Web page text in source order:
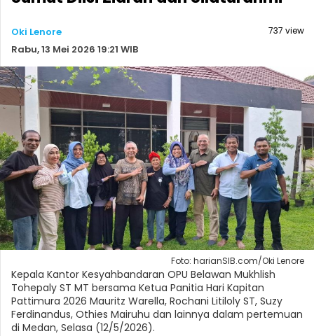
Oki Lenore
Rabu, 13 Mei 2026 19:21 WIB
737 view
Foto: harianSIB.com/Oki Lenore
Kepala Kantor Kesyahbandaran OPU Belawan Mukhlish
Tohepaly ST MT bersama Ketua Panitia Hari Kapitan
Pattimura 2026 Mauritz Warella, Rochani Litiloly ST, Suzy
Ferdinandus, Othies Mairuhu dan lainnya dalam pertemuan
di Medan, Selasa (12/5/2026).